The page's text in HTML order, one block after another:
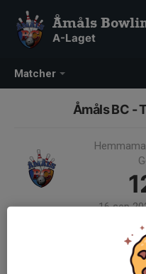
Matcher
Åmåls
A-Laget
Åmåls BC -
16 sep